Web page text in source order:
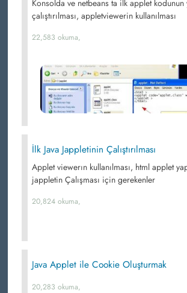
Konsolda ve netbeans ta ilk applet kodunun
çalıştırılması, appletviewerin kullanılması
22,583 okuma,
İlk Java Jappletinin Çalıştırılması
Applet viewerın kullanılması, html applet
jappletin Çalışması için gerekenler
20,824 okuma,
Java Applet ile Cookie Oluşturmak
20,283 okuma,